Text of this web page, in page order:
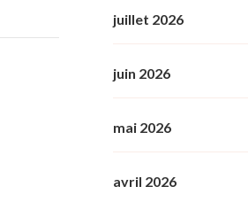
juillet 2026
juin 2026
mai 2026
avril 2026